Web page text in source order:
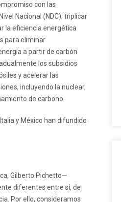
con las
Nacional (NDC); triplicar
la eficiencia energética
para eliminar
a partir de carbón
los subsidios
y acelerar las
incluyendo la nuclear,
de carbono.
y México han difundido
Gilberto Pichetto—
diferentes entre sí, de
Por ello, consideramos